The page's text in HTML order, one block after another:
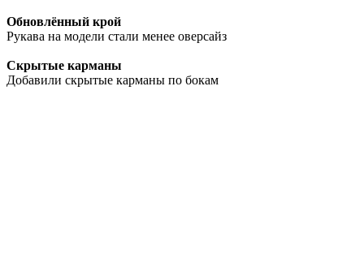
Обновлённый крой
Рукава на модели стали менее оверсайз
Скрытые карманы
Добавили скрытые карманы по бокам